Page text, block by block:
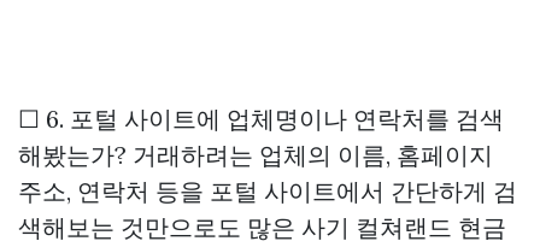
☐ 6. 포털 사이트에 업체명이나 연락처를 검색
해봤는가? 거래하려는 업체의 이름, 홈페이지
주소, 연락처 등을 포털 사이트에서 간단하게 검
색해보는 것만으로도 많은 사기 컬쳐랜드 현금